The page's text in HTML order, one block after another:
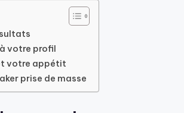
votre profil
votre appétit
prise de masse